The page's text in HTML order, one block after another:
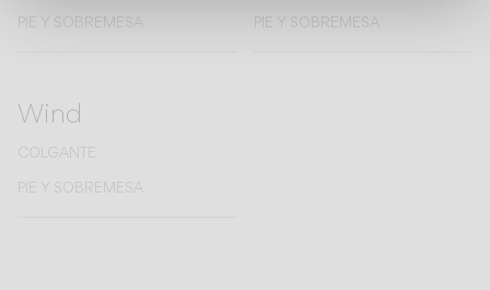
PIE Y SOBREMESA PIE Y SOBREMESA
Wind
COLGANTE
PIE Y SOBREMESA